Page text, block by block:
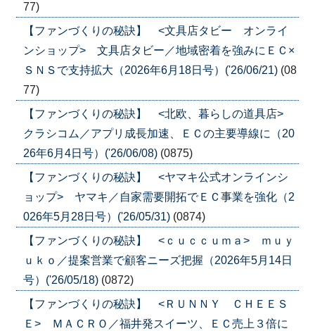
77)
【ファンづくりの秘訣】 <文具店タビー オンライ
ンショップ> 文具店タビー／地域密着を強みにＥＣ×
ＳＮＳで支持拡大（2026年6月18日号）('26/06/21) (08
77)
【ファンづくりの秘訣】 <北欧、暮らしの道具店>
クラシコム／アプリ成長加速、ＥＣの主要導線に（20
26年6月4日号）('26/06/08) (0875)
【ファンづくりの秘訣】 <ヤマキ公式オンラインシ
ョップ> ヤマキ／自家需要開拓でＥＣ事業を強化（2
026年5月28日号）('26/05/31) (0874)
【ファンづくりの秘訣】 <ｃｕｃｃｕｍａ> ｍｕｙ
ｕｋｏ／提案営業で顧客ニーズ把握（2026年5月14日
号）('26/05/18) (0872)
【ファンづくりの秘訣】 <ＲＵＮＮＹ ＣＨＥＥＳ
Ｅ> ＭＡＣＲＯ／福井発スイーツ、ＥＣ売上３倍に